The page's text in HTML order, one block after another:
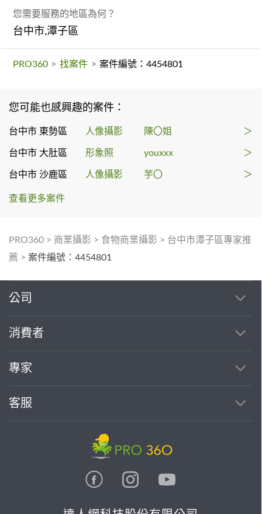
您需要服務的地區為何？
台中市,潭子區
PRO360 > 找案件 > 案件編號：4454801
您可能也感興趣的案件：
台中市 東勢區 人像攝影 陳〇姐 ＞
台中市 大肚區 形象照 youxxx ＞
台中市 沙鹿區 人像攝影 芋〇 ＞
查看更多案件
PRO360 > 商業攝影 > 食物商業攝影 > 台中市潭子區專家推
薦 > 案件編號：4454801
公司
消費者
專家
客服